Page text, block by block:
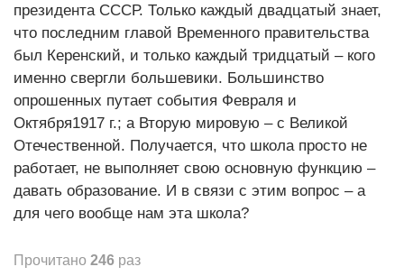
президента СССР. Только каждый двадцатый знает,
что последним главой Временного правительства
был Керенский, и только каждый тридцатый – кого
именно свергли большевики. Большинство
опрошенных путает события Февраля и
Октября1917 г.; а Вторую мировую – с Великой
Отечественной. Получается, что школа просто не
работает, не выполняет свою основную функцию –
давать образование. И в связи с этим вопрос – а
для чего вообще нам эта школа?
Прочитано 246 раз